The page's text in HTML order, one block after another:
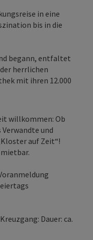
in eine
bis in die
begann, entfaltet
herrlichen
mit ihren 12.000
willkommen: Ob
und
auf Zeit“!
Dauer: ca.